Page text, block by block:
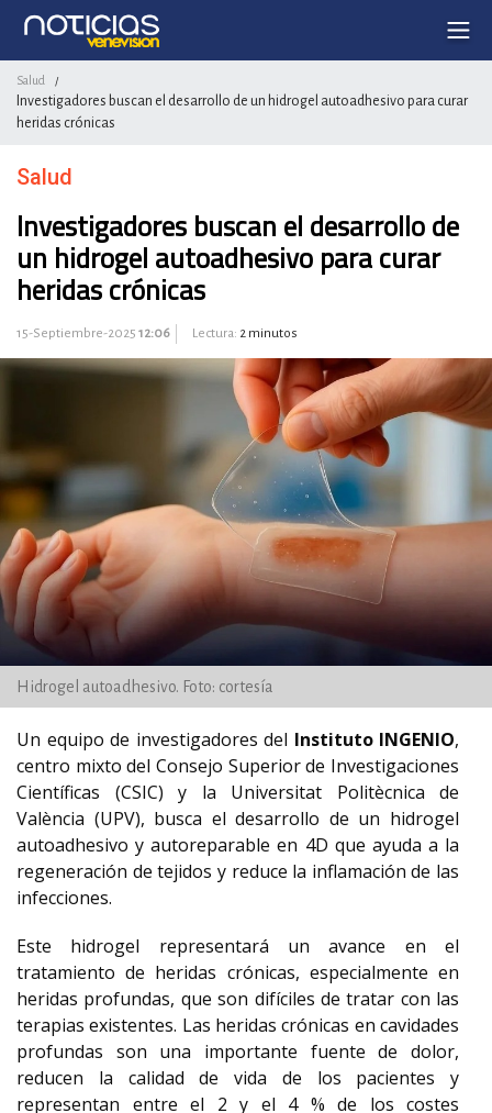
Salud /
Investigadores buscan el desarrollo de un hidrogel autoadhesivo para curar
heridas crónicas
Salud
Investigadores buscan el desarrollo de
un hidrogel autoadhesivo para curar
heridas crónicas
15-Septiembre-2025 12:06 Lectura: 2 minutos
Hidrogel autoadhesivo. Foto: cortesía
Un equipo de investigadores del Instituto INGENIO,
centro mixto del Consejo Superior de Investigaciones
Científicas (CSIC) y la Universitat Politècnica de
València (UPV), busca el desarrollo de un hidrogel
autoadhesivo y autoreparable en 4D que ayuda a la
regeneración de tejidos y reduce la inflamación de las
infecciones.
Este hidrogel representará un avance en el
tratamiento de heridas crónicas, especialmente en
heridas profundas, que son difíciles de tratar con las
terapias existentes. Las heridas crónicas en cavidades
profundas son una importante fuente de dolor,
reducen la calidad de vida de los pacientes y
representan entre el 2 y el 4 % de los costes